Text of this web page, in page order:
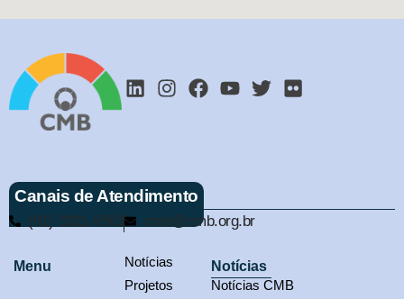
Canais de Atendimento
(61) 3321-9563 cmb@cmb.org.br
Menu
Notícias
Projetos
Notícias
Notícias CMB